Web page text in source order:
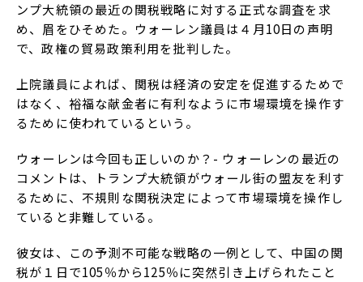
ンプ大統領の最近の関税戦略に対する正式な調査を求
め、眉をひそめた。ウォーレン議員は４月10日の声明
で、政権の貿易政策利用を批判した。
上院議員によれば、関税は経済の安定を促進するためで
はなく、裕福な献金者に有利なように市場環境を操作す
るために使われているという。
ウォーレンは今回も正しいのか？- ウォーレンの最近の
コメントは、トランプ大統領がウォール街の盟友を利す
るために、不規則な関税決定によって市場環境を操作し
ていると非難している。
彼女は、この予測不可能な戦略の一例として、中国の関
税が１日で105％から125％に突然引き上げられたこと